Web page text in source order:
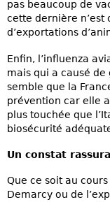
pas beaucoup de
cette dernière
d’exportations
Enfin, l’influenza
mais qui a causé de
semble que la
prévention car elle
plus touchée que
biosécurité
Un constat
Que ce soit au
Demarcy ou de